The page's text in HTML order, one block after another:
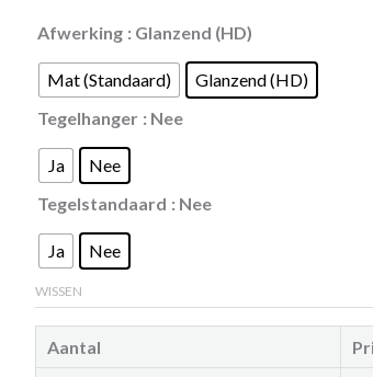
Afwerking : Glanzend (HD)
Mat (Standaard)
Glanzend (HD)
Tegelhanger : Nee
Ja
Nee
Tegelstandaard : Nee
Ja Nee
WISSEN
Aantal